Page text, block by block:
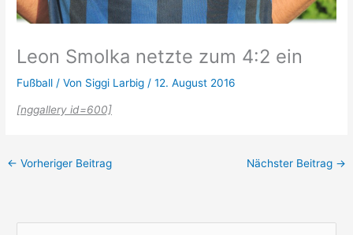
Leon Smolka netzte zum 4:2 ein
Fußball / Von Siggi Larbig /12. August 2016
[nggallery id=600]
← Vorheriger Beitrag Nächster Beitrag →